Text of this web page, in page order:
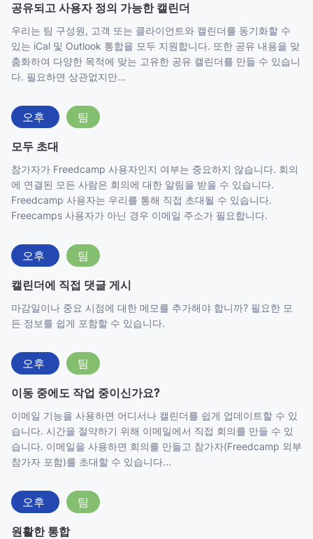
공유되고 사용자 정의 가능한 캘린더
우리는 팀 구성원, 고객 또는 클라이언트와 캘린더를 동기화할 수
있는 iCal 및 Outlook 통합을 모두 지원합니다. 또한 공유 내용을 맞
춤화하여 다양한 목적에 맞는 고유한 공유 캘린더를 만들 수 있습니
다. 필요하면 상관없지만...
오후 팀
모두 초대
참가자가 Freedcamp 사용자인지 여부는 중요하지 않습니다. 회의
에 연결된 모든 사람은 회의에 대한 알림을 받을 수 있습니다.
Freedcamp 사용자는 우리를 통해 직접 초대될 수 있습니다.
Freecamps 사용자가 아닌 경우 이메일 주소가 필요합니다.
오후 팀
캘린더에 직접 댓글 게시
마감일이나 중요 시점에 대한 메모를 추가해야 합니까? 필요한 모
든 정보를 쉽게 포함할 수 있습니다.
오후 팀
이동 중에도 작업 중이신가요?
이메일 기능을 사용하면 어디서나 캘린더를 쉽게 업데이트할 수 있
습니다. 시간을 절약하기 위해 이메일에서 직접 회의를 만들 수 있
습니다. 이메일을 사용하면 회의를 만들고 참가자(Freedcamp 외부
참가자 포함)를 초대할 수 있습니다...
오후 팀
원활한 통합